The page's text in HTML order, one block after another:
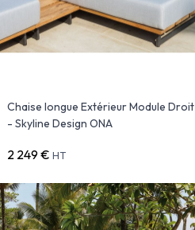
Chaise longue Extérieur Module Droit
- Skyline Design ONA
2 249 € HT